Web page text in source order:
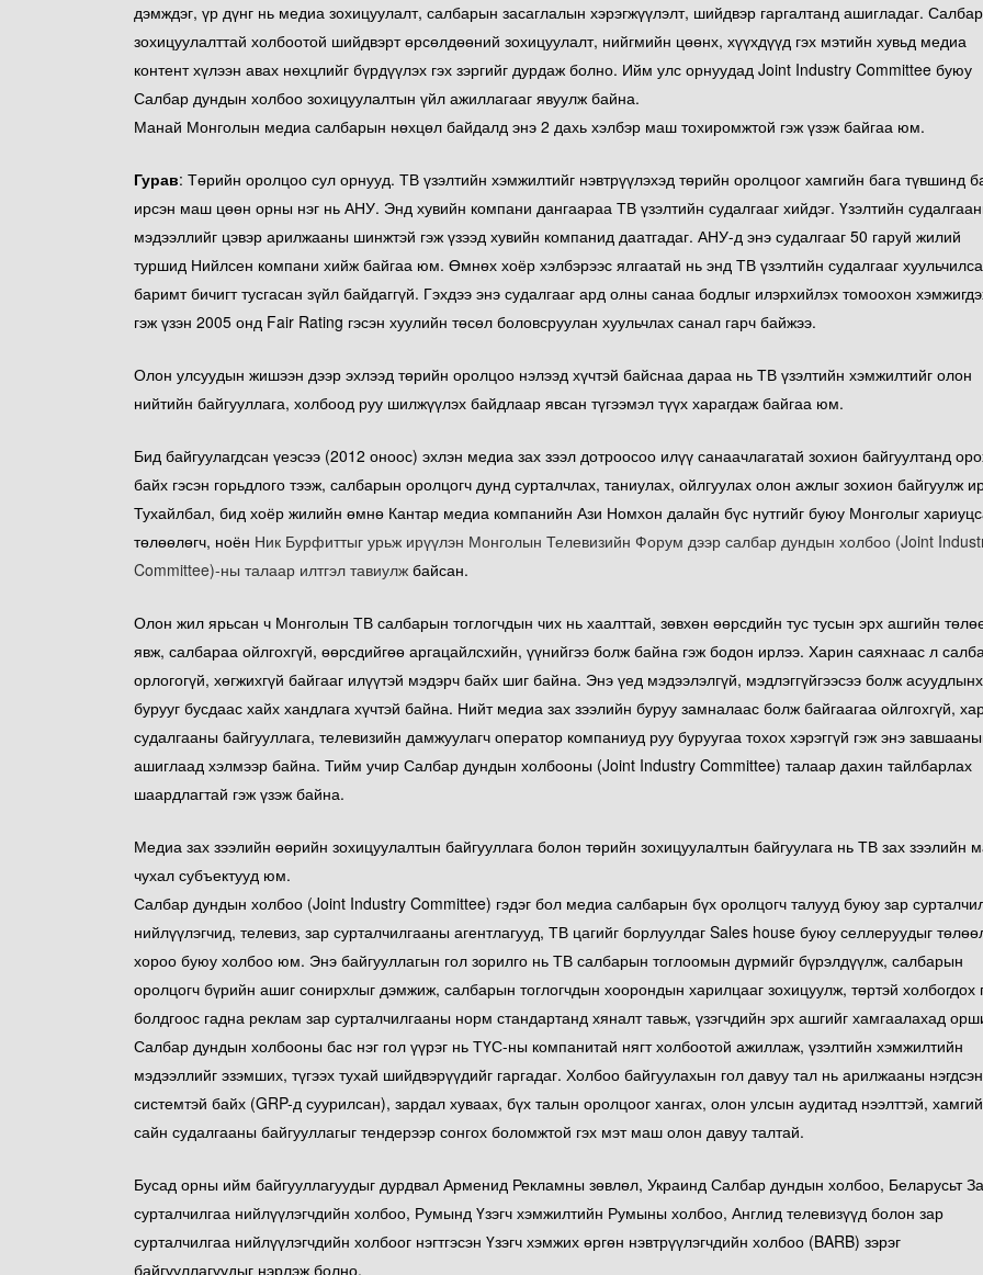
дэмждэг, үр дүнг нь медиа зохицуулалт, салбарын засаглалын хэрэгжүүлэлт, шийдвэр гаргалтанд ашигладаг.
зохицуулалттай холбоотой шийдвэрт өрсөлдөөний зохицуулалт, нийгмийн цөөнх, хүүхдүүд гэх мэтийн хувьд медиа
контент хүлээн авах нөхцлийг бүрдүүлэх гэх зэргийг дурдаж болно. Ийм улс орнуудад Joint Industry Committee буюу
Салбар дундын холбоо зохицуулалтын үйл ажиллагааг явуулж байна.
Манай Монголын медиа салбарын нөхцөл байдалд энэ 2 дахь хэлбэр маш тохиромжтой гэж үзэж байгаа юм.
Гурав: Төрийн оролцоо сул орнууд. ТВ үзэлтийн хэмжилтийг нэвтрүүлэхэд төрийн оролцоог хамгийн бага түвшинд
ирсэн маш цөөн орны нэг нь АНУ. Энд хувийн компани дангаараа ТВ үзэлтийн судалгааг хийдэг. Үзэлтийн
мэдээллийг цэвэр арилжааны шинжтэй гэж үзээд хувийн компанид даатгадаг. АНУ-д энэ судалгааг 50 гаруй жилий
туршид Нийлсен компани хийж байгаа юм. Өмнөх хоёр хэлбэрээс ялгаатай нь энд ТВ үзэлтийн судалгааг
баримт бичигт тусгасан зүйл байдаггүй. Гэхдээ энэ судалгааг ард олны санаа бодлыг илэрхийлэх томоохон
гэж үзэн 2005 онд Fair Rating гэсэн хуулийн төсөл боловсруулан хуульчлах санал гарч байжээ.
Олон улсуудын жишээн дээр эхлээд төрийн оролцоо нэлээд хүчтэй байснаа дараа нь ТВ үзэлтийн хэмжилтийг олон
нийтийн байгууллага, холбоод руу шилжүүлэх байдлаар явсан түгээмэл түүх харагдаж байгаа юм.
Бид байгуулагдсан үеэсээ (2012 оноос) эхлэн медиа зах зээл дотроосоо илүү санаачлагатай зохион байгуултанд
байх гэсэн горьдлого тээж, салбарын оролцогч дунд сурталчлах, таниулах, ойлгуулах олон ажлыг зохион байгуулж
Тухайлбал, бид хоёр жилийн өмнө Кантар медиа компанийн Ази Номхон далайн бүс нутгийг буюу Монголыг
төлөөлөгч, ноён Ник Бурфиттыг урьж ирүүлэн Монголын Телевизийн Форум дээр салбар дундын холбоо (Joint
Committee)-ны талаар илтгэл тавиулж байсан.
Олон жил ярьсан ч Монголын ТВ салбарын тоглогчдын чих нь хаалттай, зөвхөн өөрсдийн тус тусын эрх ашгийн
явж, салбараа ойлгохгүй, өөрсдийгөө аргацайлсхийн, үүнийгээ болж байна гэж бодон ирлээ. Харин саяхнаас л
орлогогүй, хөгжихгүй байгааг илүүтэй мэдэрч байх шиг байна. Энэ үед мэдээлэлгүй, мэдлэггүйгээсээ болж
бурууг бусдаас хайх хандлага хүчтэй байна. Нийт медиа зах зээлийн буруу замналаас болж байгаагаа ойлгохгүй,
судалгааны байгууллага, телевизийн дамжуулагч оператор компаниуд руу буруугаа тохох хэрэггүй гэж энэ
ашиглаад хэлмээр байна. Тийм учир Салбар дундын холбооны (Joint Industry Committee) талаар дахин тайлбарлах
шаардлагтай гэж үзэж байна.
Медиа зах зээлийн өөрийн зохицуулалтын байгууллага болон төрийн зохицуулалтын байгуулага нь ТВ зах зээлийн
чухал субъектууд юм.
Салбар дундын холбоо (Joint Industry Committee) гэдэг бол медиа салбарын бүх оролцогч талууд буюу зар
нийлүүлэгчид, телевиз, зар сурталчилгааны агентлагууд, ТВ цагийг борлуулдаг Sales house буюу селлеруудыг
хороо буюу холбоо юм. Энэ байгууллагын гол зорилго нь ТВ салбарын тоглоомын дүрмийг бүрэлдүүлж, салбарын
оролцогч бүрийн ашиг сонирхлыг дэмжиж, салбарын тоглогчдын хоорондын харилцааг зохицуулж, төртэй холбогдох
болдгоос гадна реклам зар сурталчилгааны норм стандартанд хяналт тавьж, үзэгчдийн эрх ашгийг хамгаалахад
Салбар дундын холбооны бас нэг гол үүрэг нь ТҮС-ны компанитай нягт холбоотой ажиллаж, үзэлтийн хэмжилтийн
мэдээллийг эзэмших, түгээх тухай шийдвэрүүдийг гаргадаг. Холбоо байгуулахын гол давуу тал нь арилжааны нэгдсэн
системтэй байх (GRP-д суурилсан), зардал хуваах, бүх талын оролцоог хангах, олон улсын аудитад нээлттэй,
сайн судалгааны байгууллагыг тендерээр сонгох боломжтой гэх мэт маш олон давуу талтай.
Бусад орны ийм байгууллагуудыг дурдвал Арменид Рекламны зөвлөл, Украинд Салбар дундын холбоо, Беларусьт
сурталчилгаа нийлүүлэгчдийн холбоо, Румынд Үзэгч хэмжилтийн Румыны холбоо, Англид телевизүүд болон зар
сурталчилгаа нийлүүлэгчдийн холбоог нэгтгэсэн Үзэгч хэмжих өргөн нэвтрүүлэгчдийн холбоо (BARB) зэрэг
байгууллагуудыг нэрлэж болно.